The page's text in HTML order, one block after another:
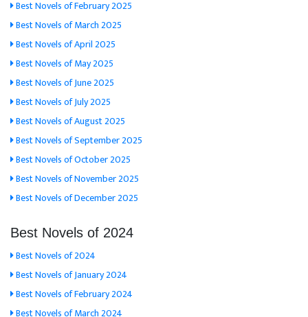
Best Novels of February 2025
Best Novels of March 2025
Best Novels of April 2025
Best Novels of May 2025
Best Novels of June 2025
Best Novels of July 2025
Best Novels of August 2025
Best Novels of September 2025
Best Novels of October 2025
Best Novels of November 2025
Best Novels of December 2025
Best Novels of 2024
Best Novels of 2024
Best Novels of January 2024
Best Novels of February 2024
Best Novels of March 2024